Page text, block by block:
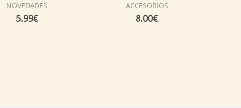
NOVEDADES
5.99€
ACCESORIOS
8.00€